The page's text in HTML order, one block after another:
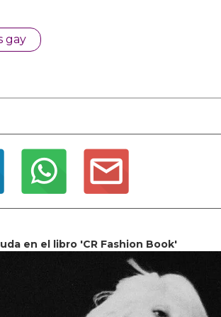
gay
en el libro 'CR Fashion Book'